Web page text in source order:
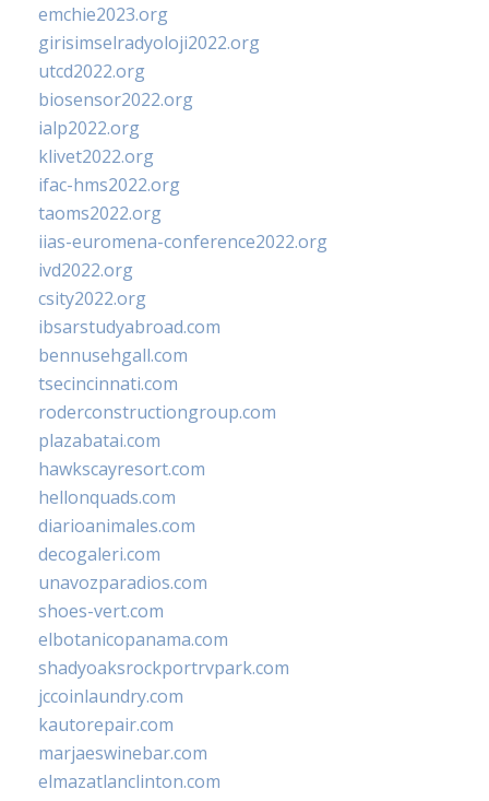
emchie2023.org
girisimselradyoloji2022.org
utcd2022.org
biosensor2022.org
ialp2022.org
klivet2022.org
ifac-hms2022.org
taoms2022.org
iias-euromena-conference2022.org
ivd2022.org
csity2022.org
ibsarstudyabroad.com
bennusehgall.com
tsecincinnati.com
roderconstructiongroup.com
plazabatai.com
hawkscayresort.com
hellonquads.com
diarioanimales.com
decogaleri.com
unavozparadios.com
shoes-vert.com
elbotanicopanama.com
shadyoaksrockportrvpark.com
jccoinlaundry.com
kautorepair.com
marjaeswinebar.com
elmazatlanclinton.com